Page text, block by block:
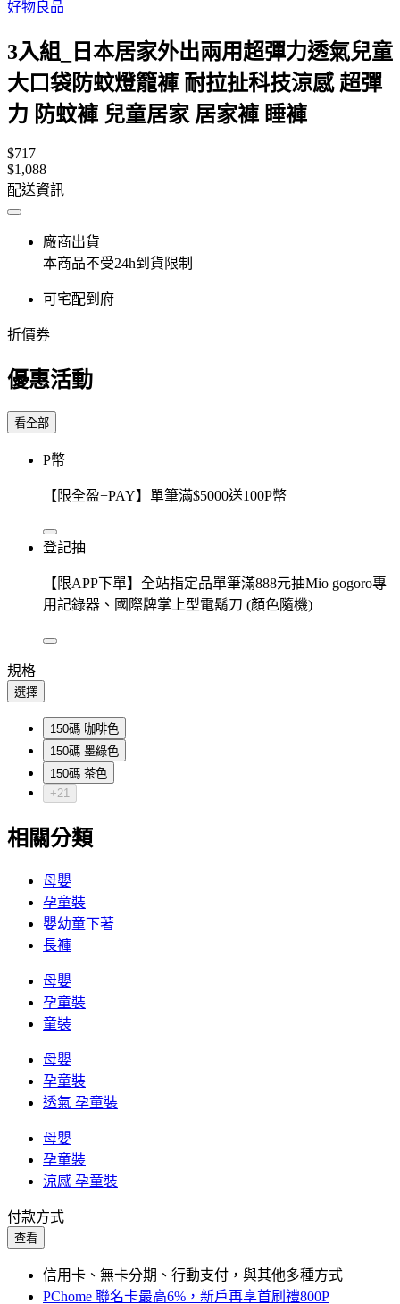
好物良品
3入組_日本居家外出兩用超彈力透氣兒童
大口袋防蚊燈籠褲 耐拉扯科技涼感 超彈
力 防蚊褲 兒童居家 居家褲 睡褲
$717
$1,088
配送資訊
廠商出貨
本商品不受24h到貨限制
可宅配到府
折價券
優惠活動
看全部
P幣
【限全盈+PAY】單筆滿$5000送100P幣
登記抽
【限APP下單】全站指定品單筆滿888元抽Mio gogoro專
用記錄器、國際牌掌上型電鬍刀 (顏色隨機)
規格
選擇
150碼 咖啡色
150碼 墨綠色
150碼 茶色
+21
相關分類
母嬰
孕童裝
嬰幼童下著
長褲
母嬰
孕童裝
童裝
母嬰
孕童裝
透氣 孕童裝
母嬰
孕童裝
涼感 孕童裝
付款方式
查看
信用卡、無卡分期、行動支付，與其他多種方式
PChome 聯名卡最高6%，新戶再享首刷禮800P